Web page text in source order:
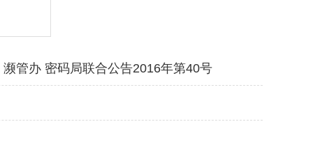
管办 密码局联合公告2016年第40号